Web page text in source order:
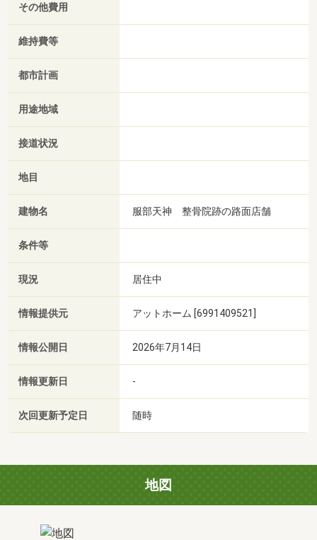
その他費用
維持費等
都市計画
用途地域
接道状況
地目
建物名 服部天神 整骨院跡の路面店舗
条件等
現況 居住中
情報提供元 アットホーム [6991409521]
情報公開日 2026年7月14日
情報更新日 -
次回更新予定日 随時
地図